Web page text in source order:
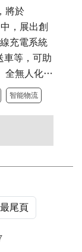
將於
，展出創
充電系統
車等，可助
全無人化，
電能損耗
、實踐碳
智能物流
最尾頁